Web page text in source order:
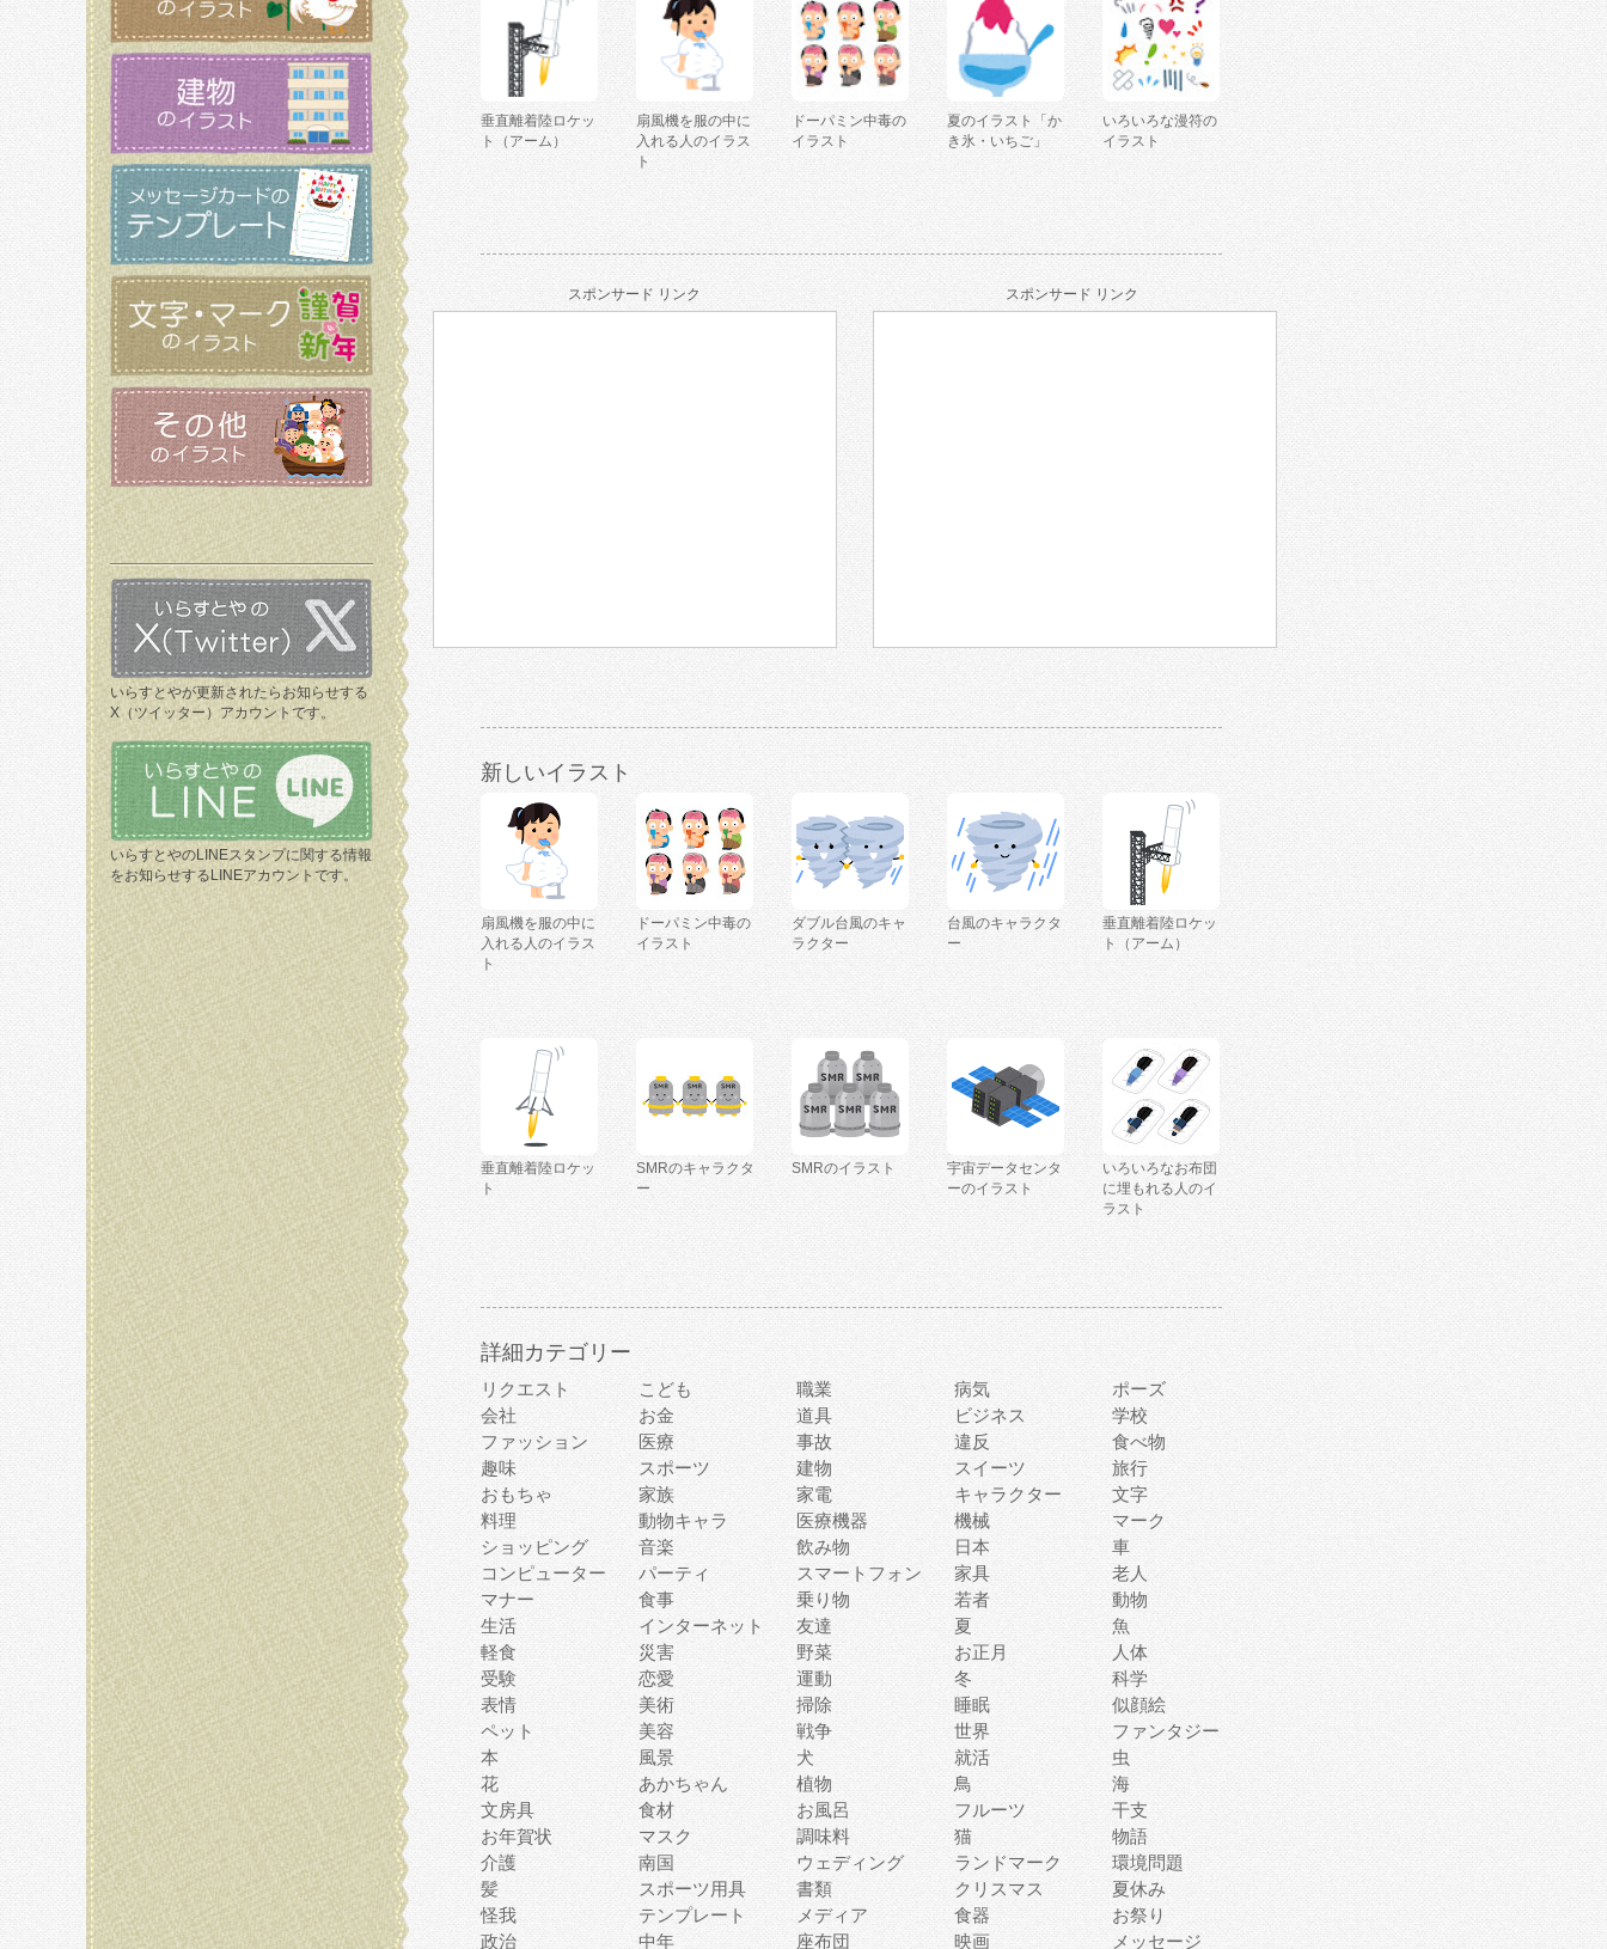
いらすとやが更新されたらお知らせする
X（ツイッター）アカウントです。
いらすとやのLINEスタンプに関する情報
をお知らせするLINEアカウントです。
垂直離着陸ロケッ
ト（アーム）
扇風機を服の中に
入れる人のイラス
ト
ドーパミン中毒の
イラスト
夏のイラスト「か
き氷・いちご」
いろいろな漫符の
イラスト
スポンサード リンク スポンサード リンク
新しいイラスト
扇風機を服の中に
入れる人のイラス
ト
ドーパミン中毒の
イラスト
ダブル台風のキャ
ラクター
台風のキャラクタ
ー
垂直離着陸ロケッ
ト（アーム）
垂直離着陸ロケッ
ト
SMRのキャラクタ
ー
SMRのイラスト
宇宙データセンタ
ーのイラスト
いろいろなお布団
に埋もれる人のイ
ラスト
詳細カテゴリー
リクエスト こども 職業 病気
ポーズ
会社
お金 道具 ビジネス
学校
ファッション
医療 事故 違反
食べ物
趣味
スポーツ 建物 スイーツ
旅行
おもちゃ
家族 家電 キャラクター
文字
料理
動物キャラ 医療機器 機械
マーク
ショッピング
音楽 飲み物 日本
車
コンピューター
パーティ スマートフォン 家具
老人
マナー
食事 乗り物 若者
動物
生活
インターネット 友達 夏
魚
軽食
災害 野菜 お正月
人体
受験
恋愛 運動 冬
科学
表情
美術 掃除 睡眠
似顔絵
ペット
美容 戦争 世界
ファンタジー
本
風景 犬 就活
虫
花
あかちゃん 植物 鳥
海
文房具
食材 お風呂 フルーツ
干支
お年賀状
マスク 調味料 猫
物語
介護
南国 ウェディング ランドマーク
環境問題
髪
スポーツ用具 書類 クリスマス
夏休み
怪我
テンプレート メディア 食器
お祭り
政治
中年 座布団 映画 メッセージ